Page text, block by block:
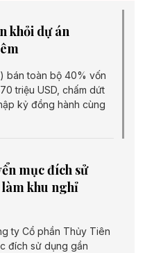
khỏi dự án
bán toàn bộ 40% vốn
triệu USD, chấm dứt
kỷ đồng hành cùng
mục đích sử
khu nghỉ
ty Cổ phần Thủy Tiên
đích sử dụng gần